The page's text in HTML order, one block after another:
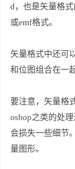
d，也是矢量格
或emf格式。
矢量格式中还可
和位图组合在一
要注意，矢量格
oshop之类的处
会损失一些细节
量图形。